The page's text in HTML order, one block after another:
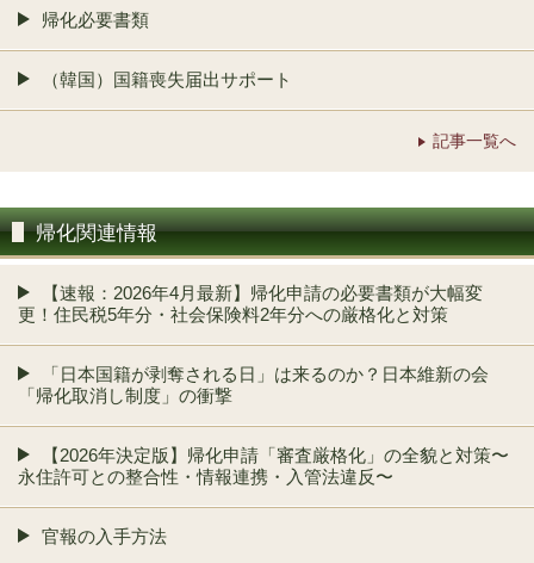
帰化必要書類
（韓国）国籍喪失届出サポート
記事一覧へ
帰化関連情報
【速報：2026年4月最新】帰化申請の必要書類が大幅変
更！住民税5年分・社会保険料2年分への厳格化と対策
「日本国籍が剥奪される日」は来るのか？日本維新の会
「帰化取消し制度」の衝撃
【2026年決定版】帰化申請「審査厳格化」の全貌と対策〜
永住許可との整合性・情報連携・入管法違反〜
官報の入手方法